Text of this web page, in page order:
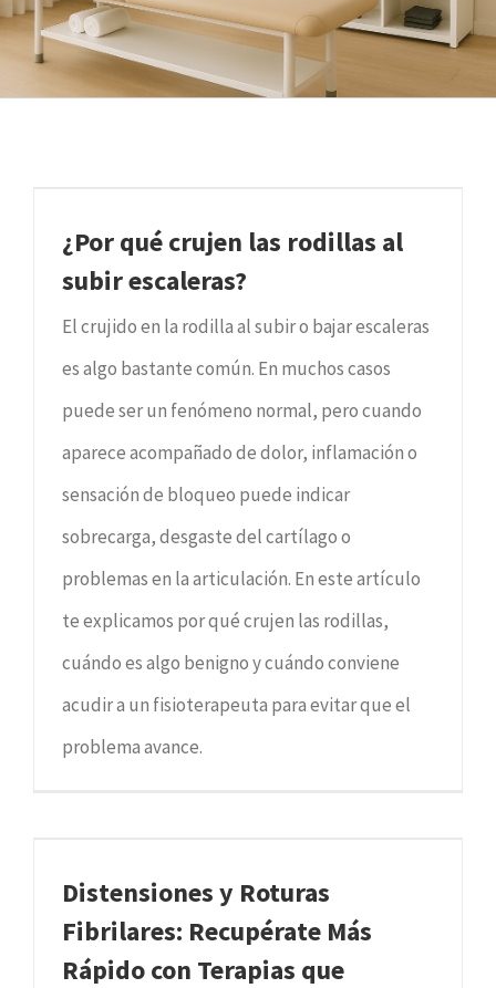
¿Por qué crujen las rodillas al
subir escaleras?
El crujido en la rodilla al subir o bajar escaleras
es algo bastante común. En muchos casos
puede ser un fenómeno normal, pero cuando
aparece acompañado de dolor, inflamación o
sensación de bloqueo puede indicar
sobrecarga, desgaste del cartílago o
problemas en la articulación. En este artículo
te explicamos por qué crujen las rodillas,
cuándo es algo benigno y cuándo conviene
acudir a un fisioterapeuta para evitar que el
problema avance.
Distensiones y Roturas
Fibrilares: Recupérate Más
Rápido con Terapias que